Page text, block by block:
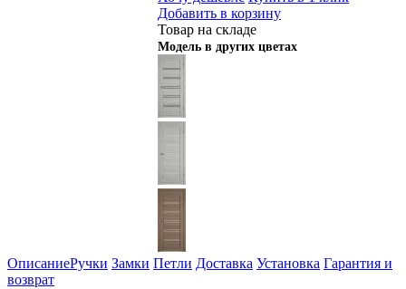
Добавить в корзину
Товар на складе
Модель в других цветах
ОписаниеРучки Замки Петли Доставка Установка Гарантия и
возврат